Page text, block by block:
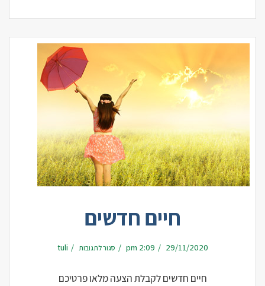
חיים חדשים
29/11/2020
2:09 pm סגור לתגובות על
חייםtuli
חיים חדשים לקבלת הצעה מלאו פרטיכם